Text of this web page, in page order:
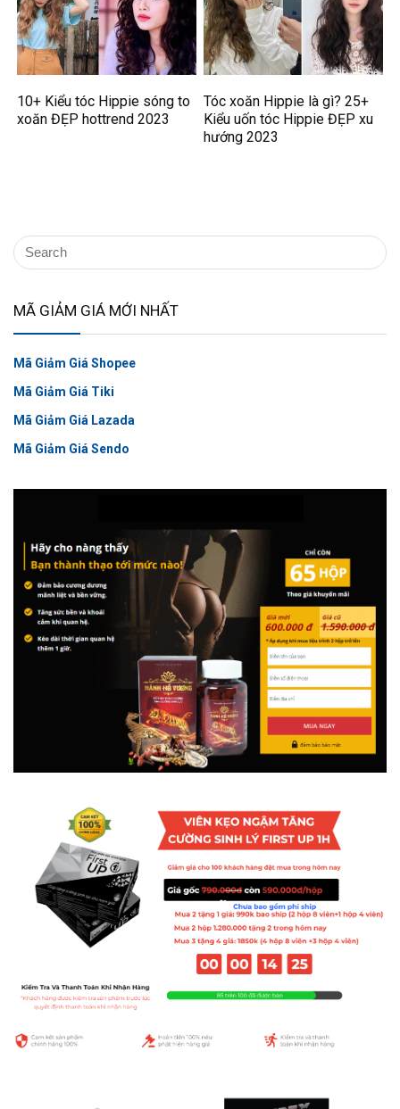
10+ Kiểu tóc Hippie sóng to
xoăn ĐẸP hottrend 2023
Tóc xoăn Hippie là gì? 25+
Kiểu uốn tóc Hippie ĐẸP xu
hướng 2023
MÃ GIẢM GIÁ MỚI NHẤT
Mã Giảm Giá Shopee
Mã Giảm Giá Tiki
Mã Giảm Giá Lazada
Mã Giảm Giá Sendo